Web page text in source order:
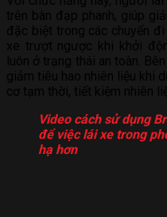
Video cách sử dụng
để việc lái xe trong
hạ hơn